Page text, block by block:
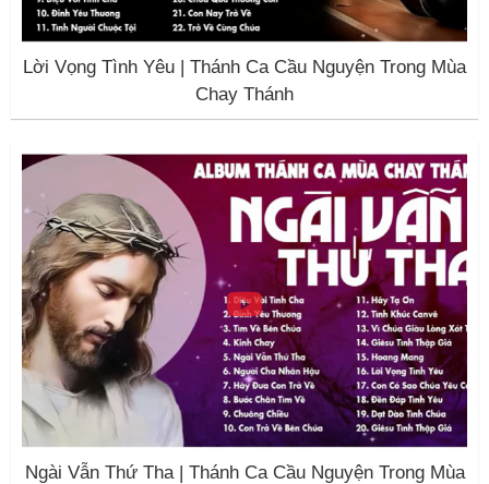
Lời Vọng Tình Yêu | Thánh Ca Cầu Nguyện Trong Mùa
Chay Thánh
Ngài Vẫn Thứ Tha | Thánh Ca Cầu Nguyện Trong Mùa